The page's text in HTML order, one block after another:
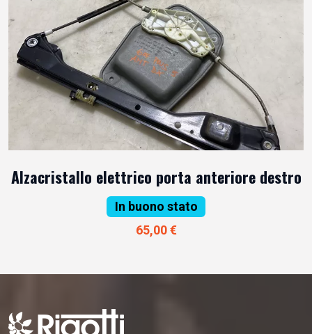
Alzacristallo elettrico porta anteriore destro
In buono stato
65,00 €